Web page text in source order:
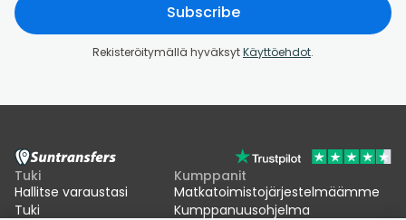
Subscribe
Rekisteröitymällä hyväksytKäyttöehdot.
Tuki
Hallitse varaustasi
Tuki
Kumppanit
Matkatoimistojärjestelmäämme
Kumppanuusohjelma